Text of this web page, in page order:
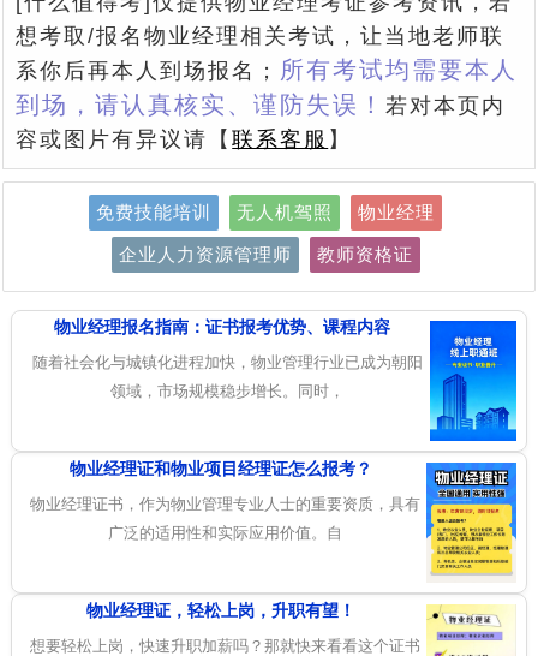
想考取/报名物业经理相关考试，让当地老师联
系你后再本人到场报名； 所有考试均需要本人
到场，请认真核实、谨防失误！ 若对本页内
容或图片有异议请【联系客服 】
免费技能培训 无人机驾照 物业经理
企业人力资源管理师 教师资格证
物业经理报名指南：证书报考优势、课程内容
随着社会化与城镇化进程加快，物业管理行业已成为朝阳
领域，市场规模稳步增长。同时，
物业经理证和物业项目经理证怎么报考？
物业经理证书，作为物业管理专业人士的重要资质，具有
广泛的适用性和实际应用价值。自
物业经理证，轻松上岗，升职有望！
想要轻松上岗，快速升职加薪吗？那就快来看看这个证书